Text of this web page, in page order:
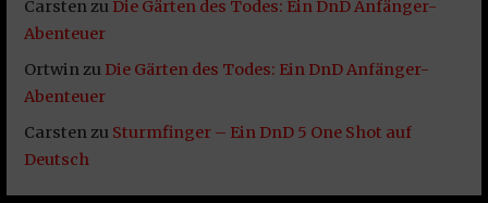
Carstenzu Die Gärten des Todes: Ein DnD Anfänger-
Abenteuer
Ortwinzu Die Gärten des Todes: Ein DnD Anfänger-
Abenteuer
Carstenzu Sturmfinger – Ein DnD 5 One Shot auf
Deutsch